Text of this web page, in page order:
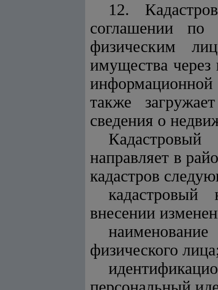
12.
соглашении по
физическим
имущества
также
сведения о
направляет в
кадастров
внесении
физического